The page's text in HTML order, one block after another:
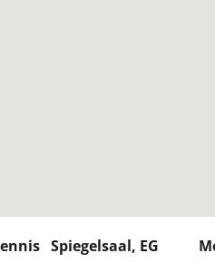
Spiegelsaal, EG Mo-